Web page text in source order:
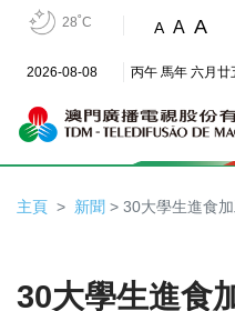
28˚C A A A
2026-08-08 丙午 馬年 六月廿
主頁 新聞 > 30大學生進食
30大學生進食